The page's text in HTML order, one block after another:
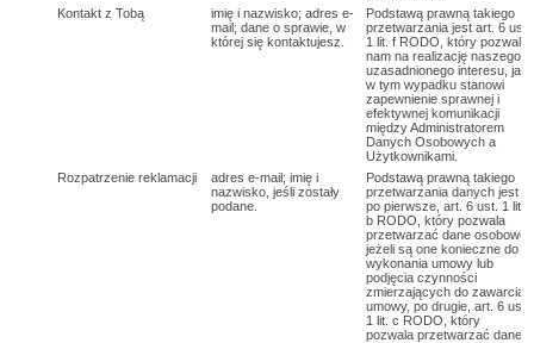
Kontakt z Tobą
imię i nazwisko; adres e-
mail; dane o sprawie, w
której się kontaktujesz.
Podstawą prawną takiego
przetwarzania jest art. 6 ust.
1 lit. f RODO, który pozwala
nam na realizację naszego
uzasadnionego interesu, jaki
w tym wypadku stanowi
zapewnienie sprawnej i
efektywnej komunikacji
między Administratorem
Danych Osobowych a
Użytkownikami.
Rozpatrzenie reklamacji
adres e-mail; imię i
nazwisko, jeśli zostały
podane.
Podstawą prawną takiego
przetwarzania danych jest
po pierwsze, art. 6 ust. 1 lit.
b RODO, który pozwala
przetwarzać dane osobowe,
jeżeli są one konieczne do
wykonania umowy lub
podjęcia czynności
zmierzających do zawarcia
umowy, po drugie, art. 6 ust.
1 lit. c RODO, który
pozwala przetwarzać dane